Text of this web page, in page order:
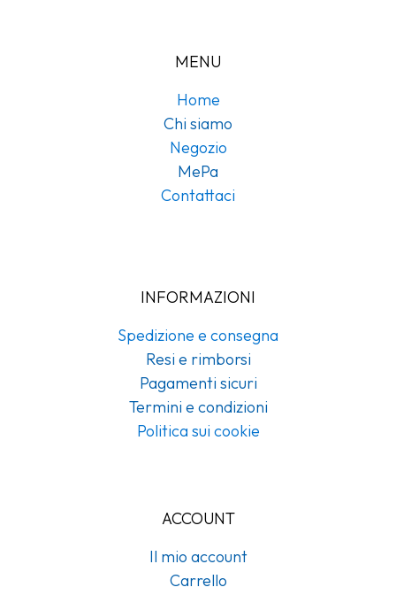
MENU
Home
Chi siamo
Negozio
MePa
Contattaci
INFORMAZIONI
Spedizione e consegna
Resi e rimborsi
Pagamenti sicuri
Termini e condizioni
Politica sui cookie
ACCOUNT
Il mio account
Carrello